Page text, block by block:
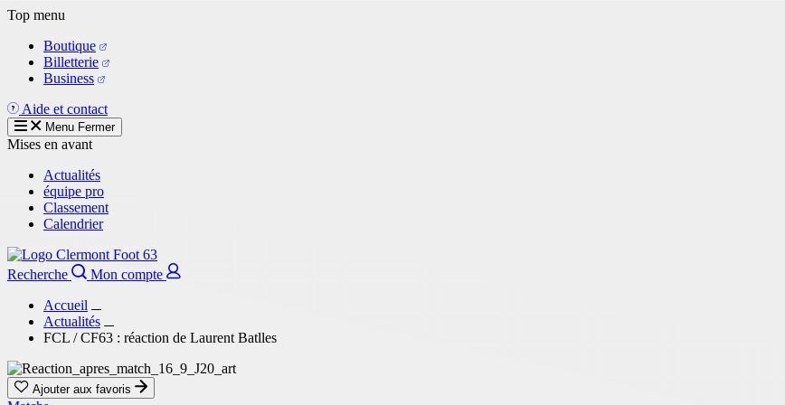
Aller
contenu
principal
Top menu
Boutique
Billetterie
Business
Aide et contact
Menu Fermer
Mises en avant
Actualités
équipe pro
Classement
Calendrier
Recherche
Mon compte
Accueil
Actualités
FCL / CF63 : réaction de Laurent Batlles
Ajouter aux favoris